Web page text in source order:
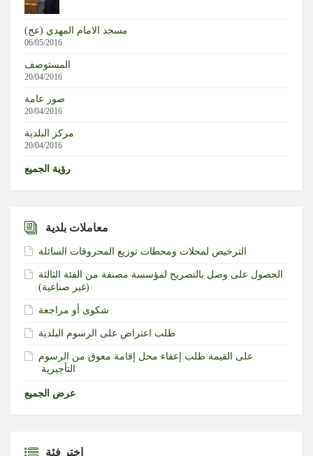
بسبب أزمة الذخائر والصواريخ والحرب مع إيران
زالوجني يقر بسقوط أوراق كييف العسكرية وتفوق روسيا
مسجد الامام المهدي (عج)
06/05/2016
المستوصف
20/04/2016
صور عامة
20/04/2016
مركز البلدية
20/04/2016
رؤية الجميع
معاملات بلدية
الترخيص لمحلات ومحطات توزيع المحروقات السائلة
الحصول على وصل بالتصريح لمؤسسة مصنفة من الفئة الثالثة
(غير صناعية)‏
شكوى أو مراجعة
طلب اعتراض على الرسوم البلدية
طلب إعفاء محل إقامة معوق من الرسوم‎ ‎على القيمة
التأجيرية ‏
عرض الجميع
إختر فئة